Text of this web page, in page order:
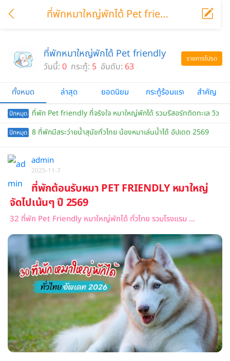
ที่พักหมาใหญ่พักได้ Pet friendly
รายการโปรด
ที่พักหมาใหญ่พักได้ Pet friendly
วันนี้: 0 กระทู้: 5 อันดับ: 63
ทั้งหมด ล่าสุด ยอดนิยม กระทู้ร้อนแรง สำคัญ
ปักหมุด ที่พัก Pet friendly ที่จริงใจ หมาใหญ่พักได้ รวมรีสอร์ทติดทะเล วิว
เขา ทั่วไทย
ปักหมุด 8 ที่พักมีสระว่ายน้ำสุนัขทั่วไทย น้องหมาเล่นน้ำได้ อัปเดต 2569
admin
2025-11-7
ที่พักต้อนรับหมา PET FRIENDLY หมาใหญ่
จัดไปเน้นๆ ปี 2569
32 ที่พัก Pet Friendly หมาใหญ่พักได้ ทั่วไทย รวมโรงแรม ...